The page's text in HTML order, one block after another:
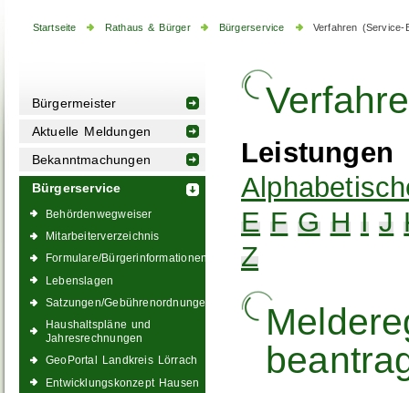
Startseite Rathaus & Bürger Bürgerservice Verfahren (Service-
Bürgermeister
Aktuelle Meldungen
Bekanntmachungen
Bürgerservice
Behördenwegweiser
Mitarbeiterverzeichnis
Formulare/Bürgerinformationen
Lebenslagen
Satzungen/Gebührenordnungen
Haushaltspläne und
Jahresrechnungen
GeoPortal Landkreis Lörrach
Entwicklungskonzept Hausen
Leistungen
E F G H I J
Z